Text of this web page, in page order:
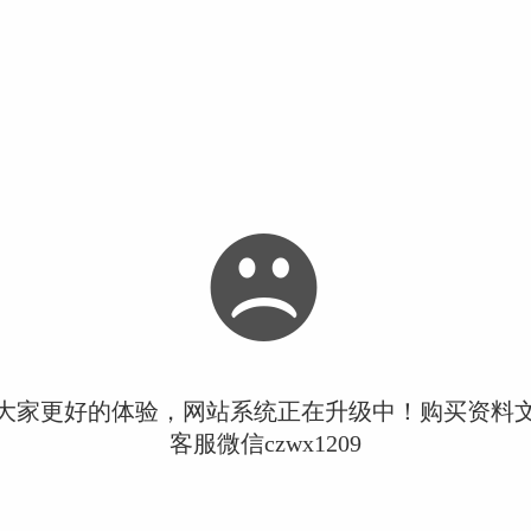
家更好的体验，网站系统正在升级中！购买资料
客服微信czwx1209